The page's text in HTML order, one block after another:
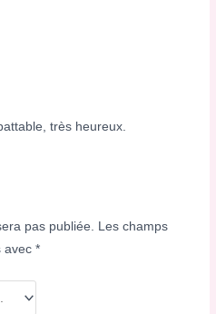
très heureux.
pas publiée.
Les champs
avec*